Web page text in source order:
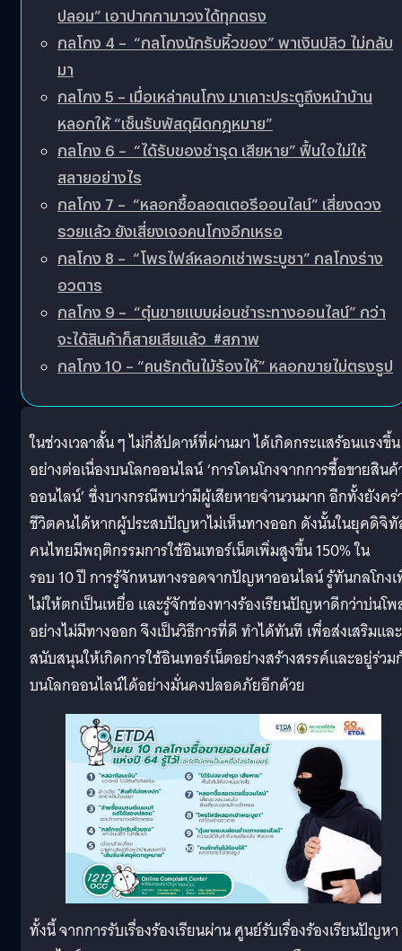
ปลอม” เอาปากกามาวงได้ทุกตรง
กลโกง 4 – “กลโกงนักรับหิ้วของ” พาเงินปลิว ไม่กลับ
มา
กลโกง 5 – เมื่อเหล่าคนโกง มาเคาะประตูถึงหน้าบ้าน
หลอกให้ “เซ็นรับพัสดุผิดกฎหมาย”
กลโกง 6 – “ได้รับของชำรุด เสียหาย” ฟื้นใจไม่ให้
สลายอย่างไร
กลโกง 7 – “หลอกซื้อลอตเตอรีออนไลน์” เสี่ยงดวง
รวยแล้ว ยังเสี่ยงเจอคนโกงอีกเหรอ
กลโกง 8 – “โพรไฟล์หลอกเช่าพระบูชา” กลโกงร่าง
อวตาร
กลโกง 9 – “ตุ๋นขายแบบผ่อนชำระทางออนไลน์” กว่า
จะได้สินค้าก็สายเสียแล้ว #สภาพ
กลโกง 10 – “คนรักต้นไม้ร้องไห้” หลอกขายไม่ตรงรูป
ในช่วงเวลาสั้น ๆ ไม่กี่สัปดาห์ที่ผ่านมา ได้เกิดกระแสร้อนแรงขึ้น
อย่างต่อเนื่องบนโลกออนไลน์ ‘การโดนโกงจากการซื้อขายสิน
ออนไลน์’ ซึ่งบางกรณีพบว่ามีผู้เสียหายจำนวนมาก อีกทั้งยังคร่
ชีวิตคนได้หากผู้ประสบปัญหาไม่เห็นทางออก ดังนั้นในยุคดิจิ
คนไทยมีพฤติกรรมการใช้อินเทอร์เน็ตเพิ่มสูงขึ้น 150% ใน
รอบ 10 ปี การรู้จักหนทางรอดจากปัญหาออนไลน์ รู้ทันกลโกง
ไม่ให้ตกเป็นเหยื่อ และรู้จักช่องทางร้องเรียนปัญหาดีกว่าบ่นโ
อย่างไม่มีทางออก จึงเป็นวิธีการที่ดี ทำได้ทันที เพื่อส่งเสริมและ
สนับสนุนให้เกิดการใช้อินเทอร์เน็ตอย่างสร้างสรรค์และอยู่ร่ว
บนโลกออนไลน์ได้อย่างมั่นคงปลอดภัยอีกด้วย
ทั้งนี้ จากการรับเรื่องร้องเรียนผ่าน ศูนย์รับเรื่องร้องเรียนปัญหา